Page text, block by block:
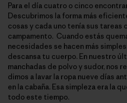
Para el día cuatro o cinco
Descubrimos la forma más
cosas y cada uno tenía sus tareas
campamento. Cuando estás
necesidades se hacen más
descansa tu cuerpo. En nuestro
manchadas de polvo y sudor, nos
dimos a lavar la ropa nueve días
en la cabaña. Esa simpleza era la
todo este tiempo.